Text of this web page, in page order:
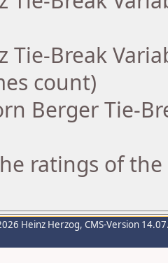
Tie-Break
count)
Berger Tie-
ratings of
Heinz Herzog, CMS-Version